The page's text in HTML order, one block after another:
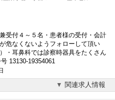
受付 ４～５名・患者様の受付 ・会計
危なくないようフォローして頂い
・耳鼻科では診察時器具をたくさん
13130-19354061
関連求人情報